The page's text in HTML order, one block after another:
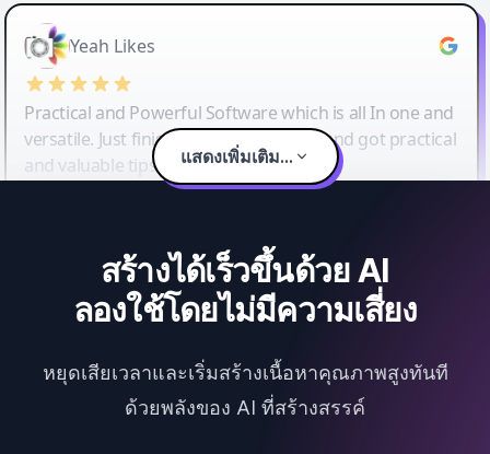
Yeah Likes
Practical and Powerful Software which is all In one and
versatile. Just finished their workshop and got practical
and valuable tips and tricks.
แสดงเพิ่มเติม...
สร้างได้เร็วขึ้นด้วย AI
ลองใช้โดยไม่มีความเสี่ยง
หยุดเสียเวลาและเริ่มสร้างเนื้อหาคุณภาพสูงทันที
ด้วยพลังของ AI ที่สร้างสรรค์